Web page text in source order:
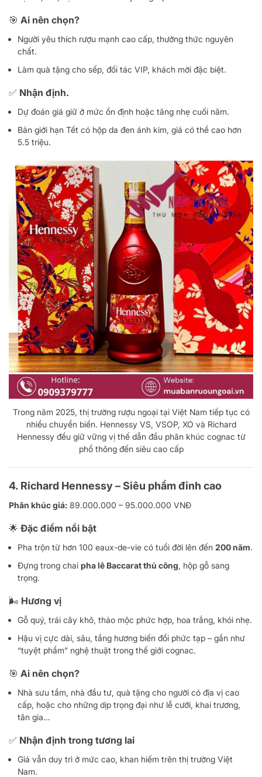
🎯 Ai nên chọn?
Người yêu thích rượu mạnh cao cấp, thưởng thức nguyên
chất.
Làm quà tặng cho sếp, đối tác VIP, khách mời đặc biệt.
✅ Nhận định.
Dự đoán giá giữ ở mức ổn định hoặc tăng nhẹ cuối năm.
Bản giới hạn Tết có hộp da đen ánh kim, giá có thể cao hơn
5.5 triệu.
Trong năm 2025, thị trường rượu ngoại tại Việt Nam tiếp tục có
nhiều chuyển biến. Hennessy VS, VSOP, XO và Richard
Hennessy đều giữ vững vị thế dẫn đầu phân khúc cognac từ
phổ thông đến siêu cao cấp
4. Richard Hennessy – Siêu phẩm đỉnh cao
Phân khúc giá: 89.000.000 – 95.000.000 VNĐ
🌟 Đặc điểm nổi bật
Pha trộn từ hơn 100 eaux-de-vie có tuổi đời lên đến 200 năm.
Đựng trong chai pha lê Baccarat thủ công, hộp gỗ sang
trọng.
🌬️ Hương vị
Gỗ quý, trái cây khô, thảo mộc phức hợp, hoa trắng, khói nhẹ.
Hậu vị cực dài, sâu, tầng hương biến đổi phức tạp – gần như
“tuyệt phẩm” nghệ thuật trong thế giới cognac.
🎯 Ai nên chọn?
Nhà sưu tầm, nhà đầu tư, quà tặng cho người có địa vị cao
cấp, hoặc cho những dịp trọng đại như lễ cưới, khai trương,
tân gia…
✅ Nhận định trong tương lai
Giá vẫn duy trì ở mức cao, khan hiếm trên thị trường Việt
Nam.